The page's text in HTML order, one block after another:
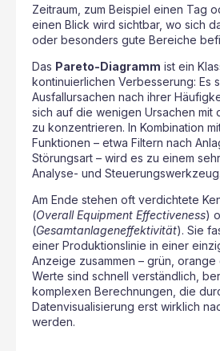
Zeitraum, zum Beispiel einen Tag
einen Blick wird sichtbar, wo sich
oder besonders gute Bereiche
Das Pareto-Diagramm ist ein
kontinuierlichen Verbesserung: Es
Ausfallursachen nach ihrer
sich auf die wenigen Ursachen mit
zu konzentrieren. In Kombination
Funktionen – etwa Filtern nach
Störungsart – wird es zu einem
Analyse- und Steuerungswerkzeug.
Am Ende stehen oft verdichtete
(Overall Equipment Effectiveness)
(Gesamtanlageneffektivität). Sie
einer Produktionslinie in einer
Anzeige zusammen – grün,
Werte sind schnell verständlich,
komplexen Berechnungen, die
Datenvisualisierung erst wirklich
werden.